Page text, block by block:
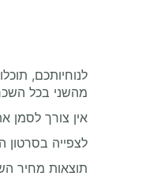
לנוחיותכם,
מהשני בכל
אין צורך לסמן את מרחק הנסיעה
לצפייה בסרטון
תוצאות מחיר